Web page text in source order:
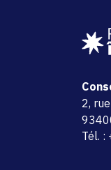
2,
code
Tél. :